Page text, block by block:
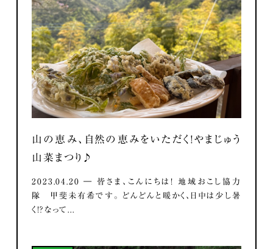
山の恵み、自然の恵みをいただく！やまじゅう
山菜まつり♪
2023.04.20 ― 皆さま、こんにちは！ 地域おこし協力
隊 甲斐未有希です。 どんどんと暖かく、日中は少し暑
く！？なって...